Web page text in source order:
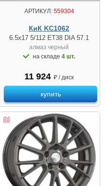
АРТИКУЛ:559304
КиК KC1062
6.5x17 5/112 ET38 DIA 57.1
алмаз чeрный
на складе 4 шт.
11 924 ₽ / диск
купить